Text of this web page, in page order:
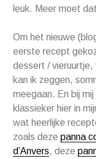
leuk. Meer moet
Om het nieuwe
eerste recept
dessert /
kan ik zeggen,
meegaan. En bij
klassieker hier in
wat heerlijke
zoals dezepanna
d’Anvers, deze